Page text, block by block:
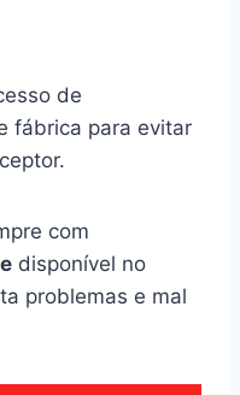
de
fábrica para evitar
com
disponível no
problemas e mal